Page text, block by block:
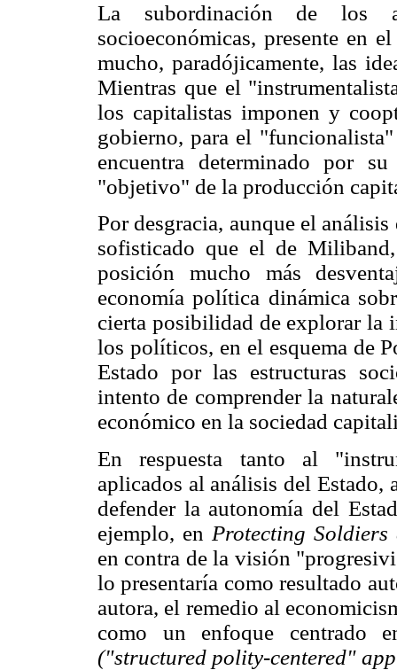
La subordinación de los
socioeconómicas, presente en
mucho, paradójicamente, las
Mientras que el
los capitalistas imponen y
gobierno, para el
encuentra determinado por
"objetivo" de la producción
Por desgracia, aunque el
sofisticado que el de
posición mucho más
economía política dinámica
cierta posibilidad de explorar la
los políticos, en el esquema de
Estado por las estructuras
intento de comprender la
económico en la sociedad
En respuesta tanto al
aplicados al análisis del Estado,
defender la autonomía del
ejemplo, en Protecting
en contra de la visión
lo presentaría como resultado
autora, el remedio al
como un enfoque centrado
("structured polity-centered"